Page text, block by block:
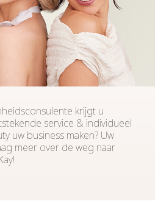
krijgt u
service & individueel
uw business maken? Uw
meer over de weg naar